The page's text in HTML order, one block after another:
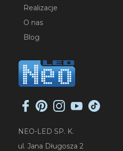
Realizacje
O nas
Blog
NEO-LED SP. K.
ul. Jana Długosza 2